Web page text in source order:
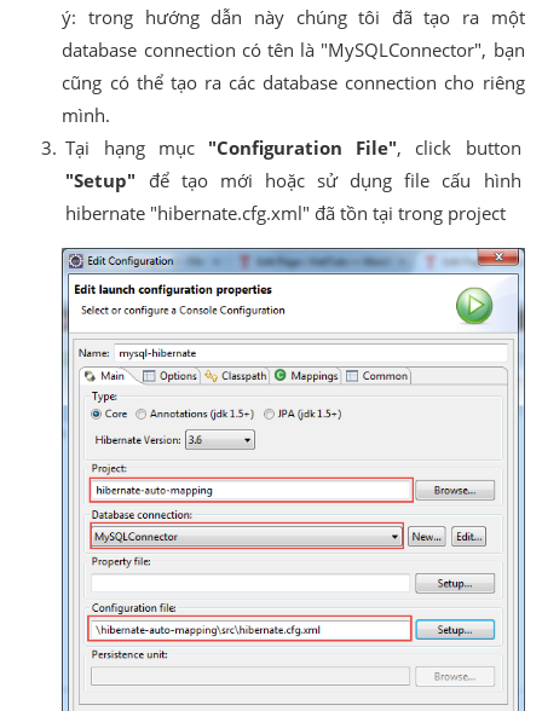
ý: trong hướng dẫn này chúng tôi đã tạo ra một
database connection có tên là "MySQLConnector", bạn
cũng có thể tạo ra các database connection cho riêng
mình.
Tại hạng mục "Configuration File", click button
"Setup" để tạo mới hoặc sử dụng file cấu hình
hibernate "hibernate.cfg.xml" đã tồn tại trong project